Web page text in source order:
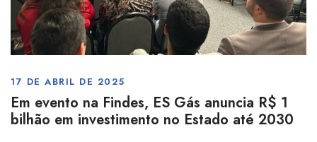
17 DE ABRIL DE 2025
Em evento na Findes, ES Gás anuncia R$ 1
bilhão em investimento no Estado até 2030